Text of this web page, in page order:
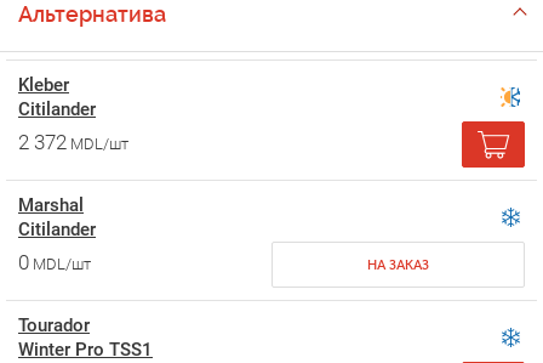
Альтернатива
Kleber
Citilander
2 372 MDL/шт
Marshal
Citilander
0 MDL/шт НА ЗАКАЗ
Tourador
Winter Pro TSS1